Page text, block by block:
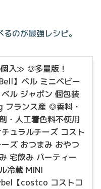
のが最強レシピ。
入≫ ◎多量版！
】ベル ミニベビー
ル ジャポン 個包装
フランス産 ◎香料・
・人工着色料不使用
ュラルチーズ コスト
ズ おつまみ おやつ
宅飲み パーティー
冷蔵 MINI
【costco コストコ